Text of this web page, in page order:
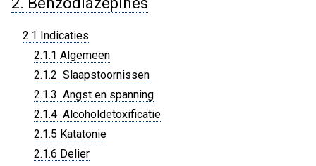
2.1 Indicaties
2.1.1 Algemeen
2.1.2 Slaapstoornissen
2.1.3 Angst en spanning
2.1.4 Alcoholdetoxificatie
2.1.5 Katatonie
2.1.6 Delier